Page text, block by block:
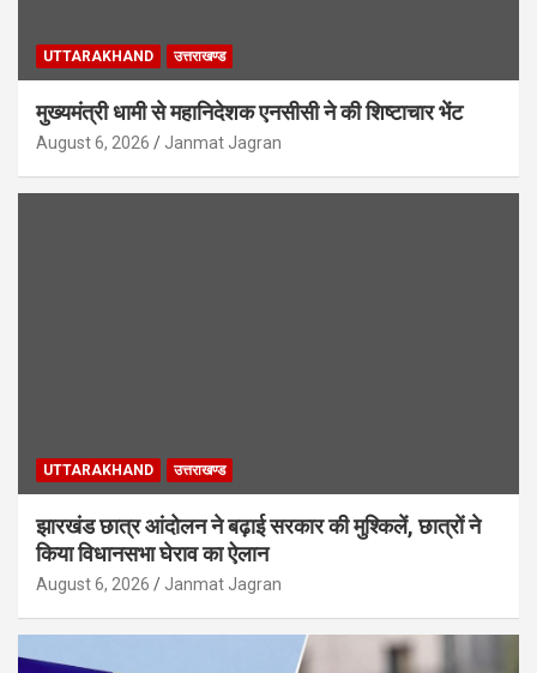
UTTARAKHAND उत्तराखण्ड
मुख्यमंत्री धामी से महानिदेशक एनसीसी ने की शिष्टाचार भेंट
August 6, 2026 Janmat Jagran
UTTARAKHAND उत्तराखण्ड
झारखंड छात्र आंदोलन ने बढ़ाई सरकार की मुश्किलें, छात्रों ने
किया विधानसभा घेराव का ऐलान
August 6, 2026 Janmat Jagran